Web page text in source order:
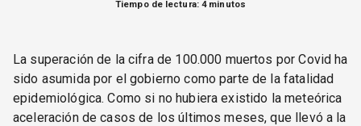
Tiempo de lectura: 4 minutos
La superación de la cifra de 100.000 muertos por Covid ha
sido asumida por el gobierno como parte de la fatalidad
epidemiológica. Como si no hubiera existido la meteórica
aceleración de casos de los últimos meses, que llevó a la